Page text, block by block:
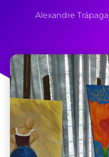
Alexandre Trápaga